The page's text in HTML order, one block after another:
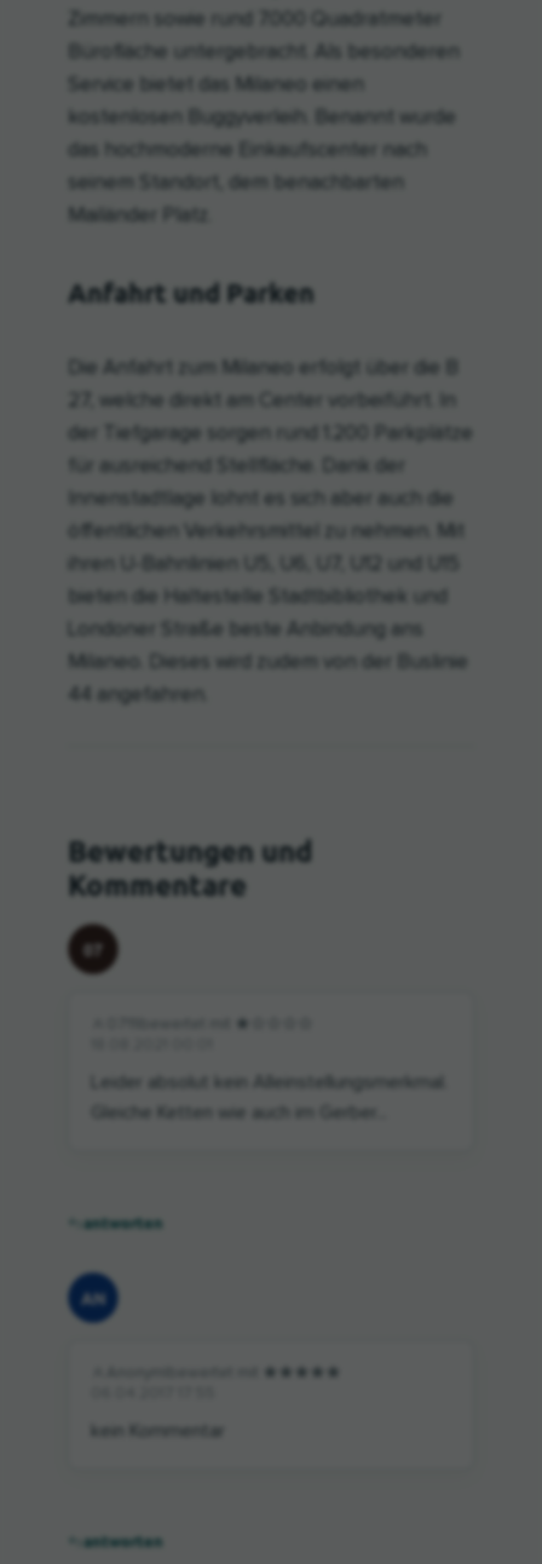
Zimmern sowie rund 7.000 Quadratmeter
Bürofläche untergebracht. Als besonderen
Service bietet das Milaneo einen
kostenlosen Buggyverleih. Benannt wurde
das hochmoderne Einkaufscenter nach
seinem Standort, dem benachbarten
Mailänder Platz.
Anfahrt und Parken
Die Anfahrt zum Milaneo erfolgt über die B
27, welche direkt am Center vorbeiführt. In
der Tiefgarage sorgen rund 1.200 Parkplätze
für ausreichend Stellfläche. Dank der
Innenstadtlage lohnt es sich aber auch die
öffentlichen Verkehrsmittel zu nehmen. Mit
ihren U-Bahnlinien U5, U6, U7, U12 und U15
bieten die Haltestelle Stadtbibliothek und
Londoner Straße beste Anbindung ans
Milaneo. Dieses wird zudem von der Buslinie
44 angefahren.
07
Leider absolut kein Alleinstellungsmerkmal.
Gleiche Ketten wie auch im Gerber...
antworten
AN
kein Kommentar
antworten